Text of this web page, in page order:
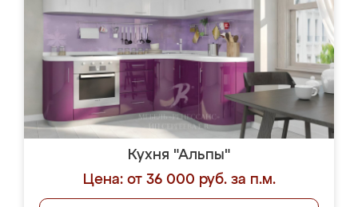
Кухня "Альпы"
Цена: от 36 000 руб. за п.м.